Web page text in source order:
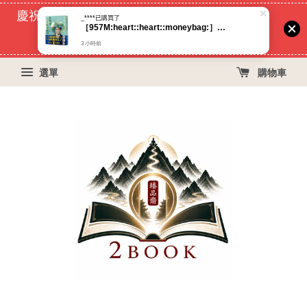
慶祝蝦皮好評過萬！買399免運費, 再立折29元
52天
選單 購物車
_****已購買了
［957M:heart:️:heart:️:moneybag:］你願意，人生就會值得：蔡康永的情商課3 作者：蔡康永 語言：繁體中文 出版社：如何
3 小時前